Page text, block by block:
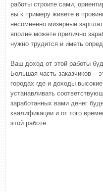
работы строите сами,
вы к примеру живете в
несомненно мизерные
вполне можете прилично
нужно трудится и иметь
Ваш доход от этой работы
Большая часть заказчиков
городах где и доходы
устанавливать
заработанных вами денег
квалификации и от того
этой работе.